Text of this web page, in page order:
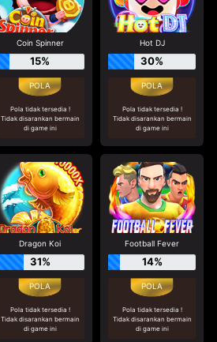
Coin Spinner
15%
Pola tidak tersedia !
Tidak disarankan bermain
di game ini
Hot DJ
30%
Pola tidak tersedia !
Tidak disarankan bermain
di game ini
Dragon Koi
31%
Pola tidak tersedia !
Tidak disarankan bermain
di game ini
Football Fever
14%
Pola tidak tersedia !
Tidak disarankan bermain
di game ini